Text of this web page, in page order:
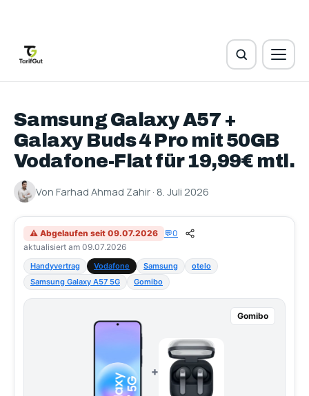
Samsung Galaxy A57 +
Galaxy Buds 4 Pro mit 50GB
Vodafone-Flat für 19,99€ mtl.
Von Farhad Ahmad Zahir · 8. Juli 2026
⚠ Abgelaufen seit 09.07.2026 💬0
aktualisiert am 09.07.2026
Handyvertrag Vodafone Samsung
otelo
Samsung Galaxy A57 5G
Gomibo
Gomibo
+